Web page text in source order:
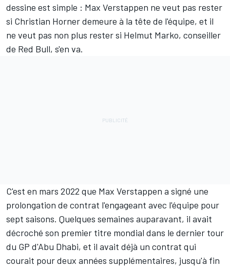
dessine est simple : Max Verstappen ne veut pas rester
si Christian Horner demeure à la tête de l'équipe, et il
ne veut pas non plus rester si Helmut Marko, conseiller
de Red Bull, s'en va.
C'est en mars 2022 que Max Verstappen a signé une
prolongation de contrat l'engageant avec l'équipe pour
sept saisons. Quelques semaines auparavant, il avait
décroché son premier titre mondial dans le dernier tour
du GP d'Abu Dhabi, et il avait déjà un contrat qui
courait pour deux années supplémentaires, jusqu'à fin